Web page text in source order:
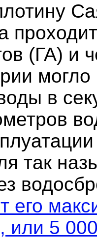
(ГА) и
могло
в
так
его
или 5